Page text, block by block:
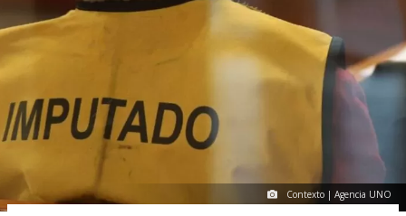
Contexto | Agencia UNO